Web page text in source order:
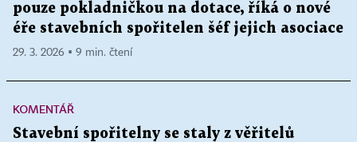
pouze pokladničkou na dotace, říká o nové
éře stavebních spořitelen šéf jejich asociace
29. 3. 2026 ▪ 9 min. čtení
KOMENTÁŘ
Stavební spořitelny se staly z věřitelů